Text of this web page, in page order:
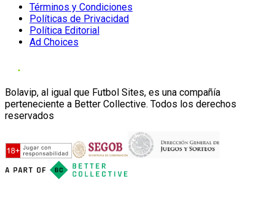
Términos y Condiciones
Políticas de Privacidad
Política Editorial
Ad Choices
Bolavip, al igual que Futbol Sites, es una compañía
perteneciente a Better Collective. Todos los derechos
reservados